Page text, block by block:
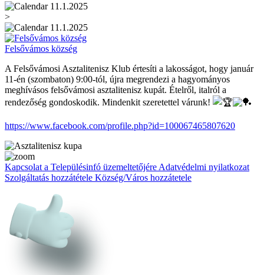
11.1.2025
>
11.1.2025
Felsővámos község
A Felsővámosi Asztalitenisz Klub értesíti a lakosságot, hogy január
11-én (szombaton) 9:00-tól, újra megrendezi a hagyományos
meghívásos felsővámosi asztalitenisz kupát. Ételről, italról a
rendezőség gondoskodik. Mindenkit szeretettel várunk!
https://www.facebook.com/profile.php?id=100067465807620
Kapcsolat a Településinfó üzemeltetőjére Adatvédelmi nyilatkozat
Szolgáltatás hozzátétele Község/Város hozzátetele